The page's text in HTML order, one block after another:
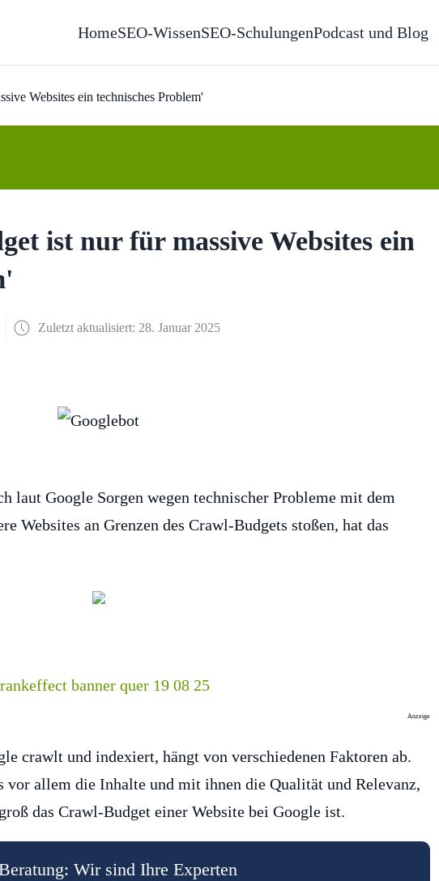
HomeSEO-WissenSEO-SchulungenPodcast und Blog
Websites ein technisches Problem'
ist nur für massive Websites ein
Zuletzt aktualisiert: 28. Januar 2025
laut Google Sorgen wegen technischer Probleme mit dem
Websites an Grenzen des Crawl-Budgets stoßen, hat das
Anzeige
crawlt und indexiert, hängt von verschiedenen Faktoren ab.
vor allem die Inhalte und mit ihnen die Qualität und Relevanz,
das Crawl-Budget einer Website bei Google ist.
Wir sind Ihre Experten